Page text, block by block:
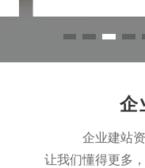
企
企业建站
让我们懂得更多